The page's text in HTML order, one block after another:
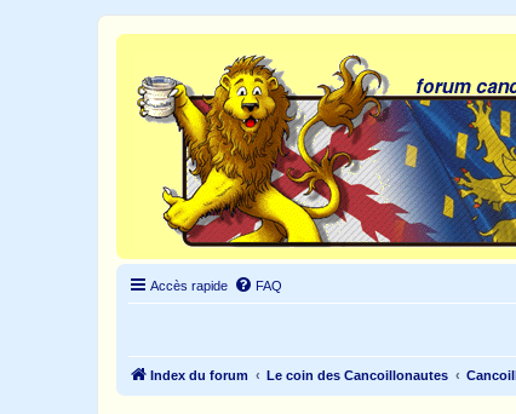
Accès rapide FAQ
Index du forum Le coin des Cancoillonautes